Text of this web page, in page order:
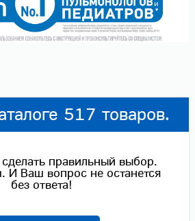
517 товаров.
правильный выбор.
И Ваш вопрос не останется
без ответа!